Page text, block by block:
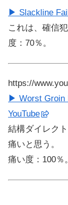
▶ Slackline
これは、確信
度：70％。
https://
▶ Worst Groin
YouTube
結構ダイレク
痛いと思う。
痛い度：100％。